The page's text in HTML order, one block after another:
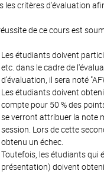
les critères d'évaluation
de ce cours est
Les étudiants doivent
etc. dans le cadre de
d'évaluation, il sera noté
Les étudiants doivent
compte pour 50 % des
se verront attribuer la note
session. Lors de cette
obtenu un échec.
Toutefois, les étudiants qui
présentation) doivent